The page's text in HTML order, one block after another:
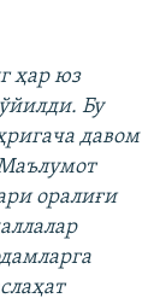
ҳар юз
Бу
давом
оралиғи